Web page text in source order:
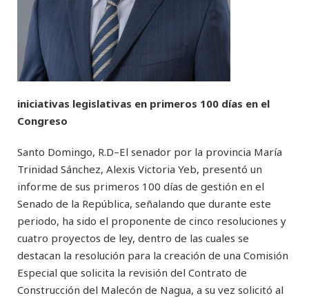
iniciativas legislativas en primeros 100 días en el
Congreso
Santo Domingo, R.D–El senador por la provincia María
Trinidad Sánchez, Alexis Victoria Yeb, presentó un
informe de sus primeros 100 días de gestión en el
Senado de la República, señalando que durante este
periodo, ha sido el proponente de cinco resoluciones y
cuatro proyectos de ley, dentro de las cuales se
destacan la resolución para la creación de una Comisión
Especial que solicita la revisión del Contrato de
Construcción del Malecón de Nagua, a su vez solicitó al